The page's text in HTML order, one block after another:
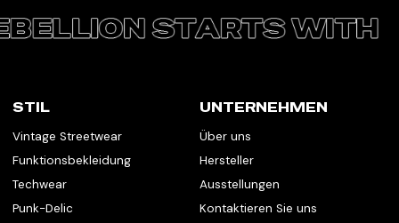
STIL
Vintage Streetwear
Funktionsbekleidung
Techwear
Punk-Delic
UNTERNEHMEN
Über uns
Hersteller
Ausstellungen
Kontaktieren Sie uns